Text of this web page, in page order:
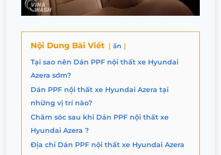
Nội Dung Bài Viết ẩn
Tại sao nên Dán PPF nội thất xe Hyundai
Azera sớm?
Dán PPF nội thất xe Hyundai Azera tại
những vị trí nào?
Chăm sóc sau khi Dán PPF nội thất xe
Hyundai Azera ?
Địa chỉ Dán PPF nội thất xe Hyundai Azera